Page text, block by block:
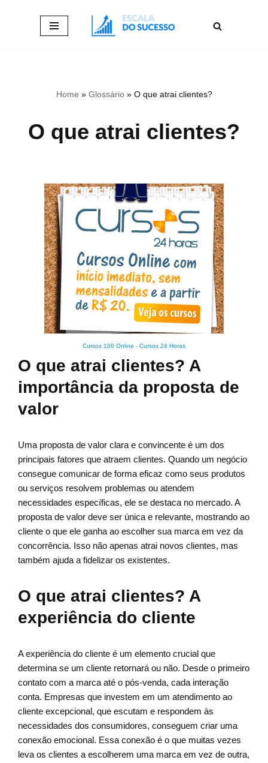
Home » Glossário» O que atrai clientes?
O que atrai clientes?
Cursos 100 Online - Cursos 24 Horas
O que atrai clientes? A
importância da proposta de
valor
Uma proposta de valor clara e convincente é um dos
principais fatores que atraem clientes. Quando um negócio
consegue comunicar de forma eficaz como seus produtos
ou serviços resolvem problemas ou atendem
necessidades específicas, ele se destaca no mercado. A
proposta de valor deve ser única e relevante, mostrando ao
cliente o que ele ganha ao escolher sua marca em vez da
concorrência. Isso não apenas atrai novos clientes, mas
também ajuda a fidelizar os existentes.
O que atrai clientes? A
experiência do cliente
A experiência do cliente é um elemento crucial que
determina se um cliente retornará ou não. Desde o primeiro
contato com a marca até o pós-venda, cada interação
conta. Empresas que investem em um atendimento ao
cliente excepcional, que escutam e respondem às
necessidades dos consumidores, conseguem criar uma
conexão emocional. Essa conexão é o que muitas vezes
leva os clientes a escolherem uma marca em vez de outra,